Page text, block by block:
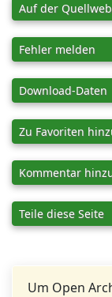
Auf der
Fehler melden
Download-Daten
Zu Favoriten
Kommentar
Teile diese Seite
Um Open